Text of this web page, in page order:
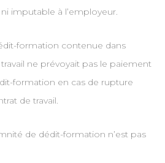
ni imputable à l’employeur.
formation contenue dans
ne prévoyait pas le paiement
formation en cas de rupture
de travail.
de dédit-formation n’est pas